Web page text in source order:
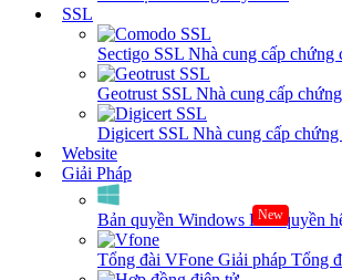
SSL
Sectigo SSL Nhà cung cấp chứng
Geotrust SSL Nhà cung cấp
Digicert SSL Nhà cung cấp
Website
Giải Pháp
Bản quyền Windows New
Bản quyền
Tổng đài VFone Giải pháp Tổng